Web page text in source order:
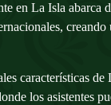
en La Isla abarca
características de
los asistentes